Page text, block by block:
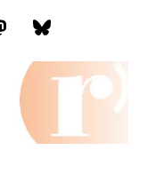
Bluesky